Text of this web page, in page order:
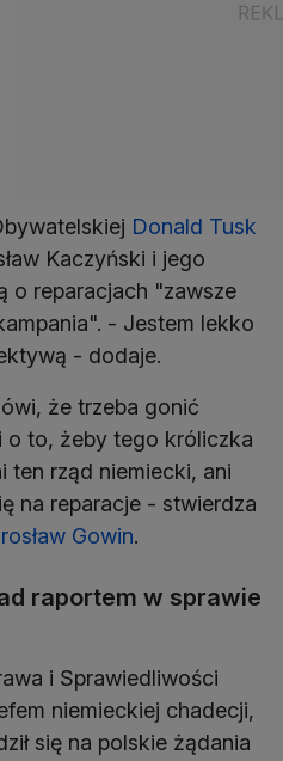
Donald Tusk
Kaczyński i jego
o reparacjach "zawsze
- Jestem lekko
- dodaje.
że trzeba gonić
o to, żeby tego króliczka
ten rząd niemiecki, ani
na reparacje - stwierdza
Gowin.
raportem w sprawie
i Sprawiedliwości
niemieckiej chadecji,
się na polskie żądania